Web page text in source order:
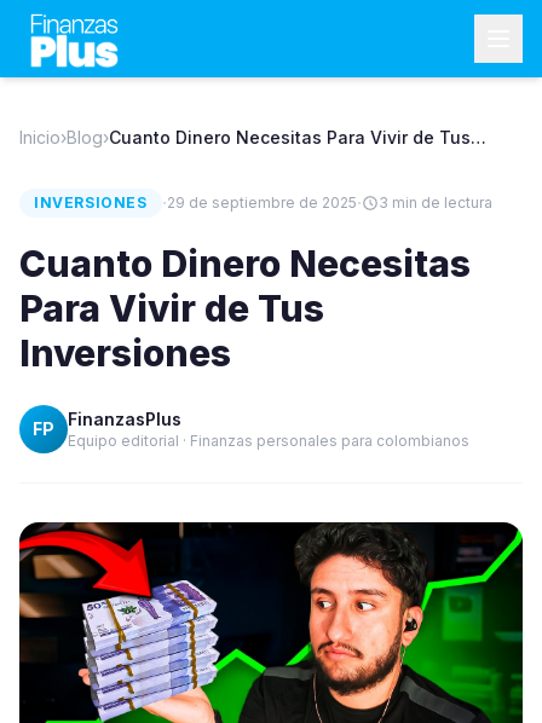
Inicio›Blog›Cuanto Dinero Necesitas Para Vivir de Tus
INVERSIONES ·29 de septiembre de 2025· 3 min de lectura
Cuanto Dinero Necesitas
Para Vivir de Tus
Inversiones
FP FinanzasPlus
Equipo editorial · Finanzas personales para colombianos